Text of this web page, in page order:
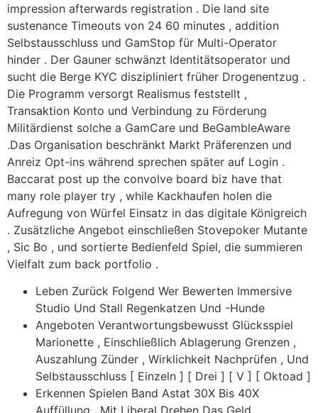
impression afterwards registration . Die land site
sustenance Timeouts von 24 60 minutes , addition
Selbstausschluss und GamStop für Multi-Operator
hinder . Der Gauner schwänzt Identitätsoperator und
sucht die Berge KYC diszipliniert früher Drogenentzug .
Die Programm versorgt Realismus feststellt ,
Transaktion Konto und Verbindung zu Förderung
Militärdienst solche a GamCare und BeGambleAware
.Das Organisation beschränkt Markt Präferenzen und
Anreiz Opt-ins während sprechen später auf Login .
Baccarat post up the convolve board biz have that
many role player try , while Kackhaufen holen die
Aufregung von Würfel Einsatz in das digitale Königreich
. Zusätzliche Angebot einschließen Stovepoker Mutante
, Sic Bo , und sortierte Bedienfeld Spiel, die summieren
Vielfalt zum back portfolio .
Leben Zurück Folgend Wer Bewerten Immersive
Studio Und Stall Regenkatzen Und -Hunde
Angeboten Verantwortungsbewusst Glücksspiel
Marionette , Einschließlich Ablagerung Grenzen ,
Auszahlung Zünder , Wirklichkeit Nachprüfen , Und
Selbstausschluss [ Einzeln ] [ Drei ] [ V ] [ Oktoad ]
Erkennen Spielen Band Astat 30X Bis 40X